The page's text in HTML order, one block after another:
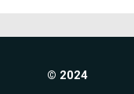
© 2024